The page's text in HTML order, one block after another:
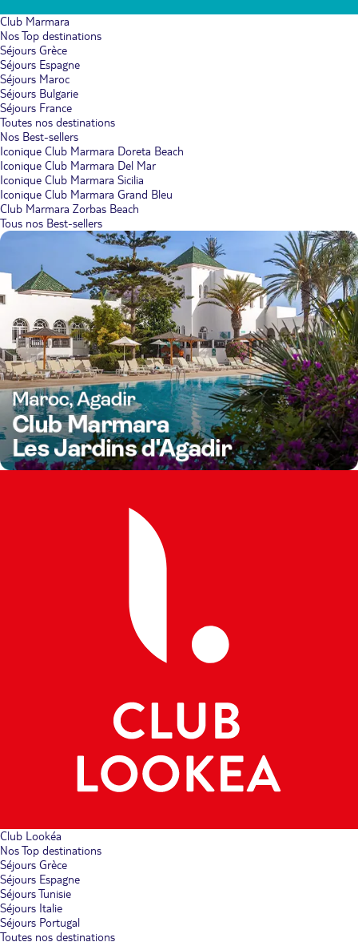
Club Marmara
Nos Top destinations
Séjours Grèce
Séjours Espagne
Séjours Maroc
Séjours Bulgarie
Séjours France
Toutes nos destinations
Nos Best-sellers
Iconique Club Marmara Doreta Beach
Iconique Club Marmara Del Mar
Iconique Club Marmara Sicilia
Iconique Club Marmara Grand Bleu
Club Marmara Zorbas Beach
Tous nos Best-sellers
Club Lookéa
Nos Top destinations
Séjours Grèce
Séjours Espagne
Séjours Tunisie
Séjours Italie
Séjours Portugal
Toutes nos destinations